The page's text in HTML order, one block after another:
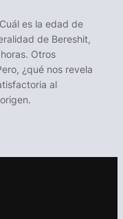
es la edad de
de Bereshit,
Otros
¿qué nos revela
al